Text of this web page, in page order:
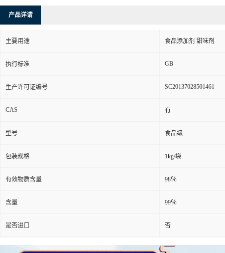
产品详请
主要用途 食品添加剂 甜味剂
执行标准 GB
生产许可证编号 SC20137028501461
CAS 有
型号 食品级
包装规格 1kg/袋
有效物质含量 98％
含量 99％
是否进口 否